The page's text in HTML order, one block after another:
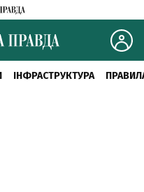
ІНФРАСТРУКТУРА